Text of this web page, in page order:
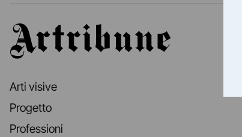
Artribune
Arti visive
Progetto
Professioni